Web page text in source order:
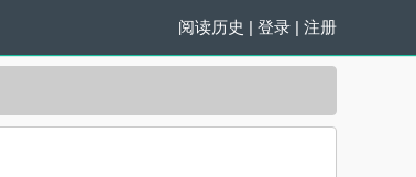
阅读历史 | 登录 | 注册